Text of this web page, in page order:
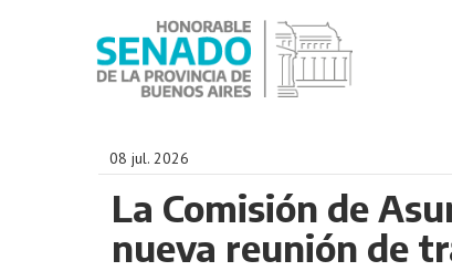
08 jul. 2026
La Comisión de
nueva reunión de